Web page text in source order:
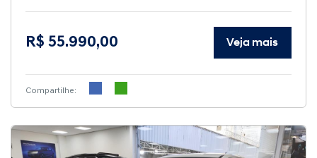
R$ 55.990,00 Veja mais
Compartilhe: